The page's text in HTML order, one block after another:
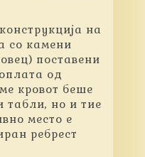
на
со камени
поставени
од
кровот беше
табли, но и тие
место е
ребрест